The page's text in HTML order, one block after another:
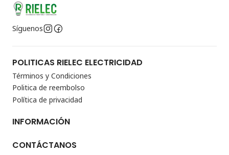
Síguenos
POLITICAS RIELEC ELECTRICIDAD
Términos y Condiciones
Politica de reembolso
Política de privacidad
INFORMACIÓN
CONTÁCTANOS